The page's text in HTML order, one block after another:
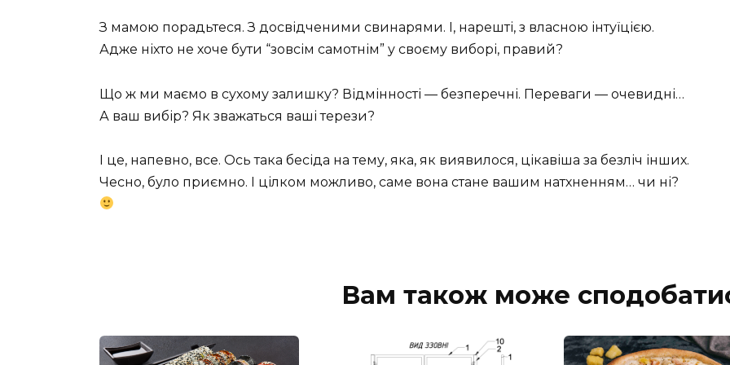
З мамою порадьтеся. З досвідченими свинарями. І, нарешті, з власною інтуїцією.
Адже ніхто не хоче бути “зовсім самотнім” у своєму виборі, правий?
Що ж ми маємо в сухому залишку? Відмінності — безперечні. Переваги — очевидні…
А ваш вибір? Як зважаться ваші терези?
І це, напевно, все. Ось така бесіда на тему, яка, як виявилося, цікавіша за безліч інших.
Чесно, було приємно. І цілком можливо, саме вона стане вашим натхненням… чи ні?
Вам також може